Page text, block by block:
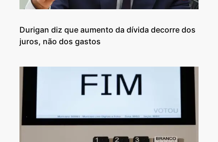
Durigan diz que aumento da dívida decorre dos
juros, não dos gastos